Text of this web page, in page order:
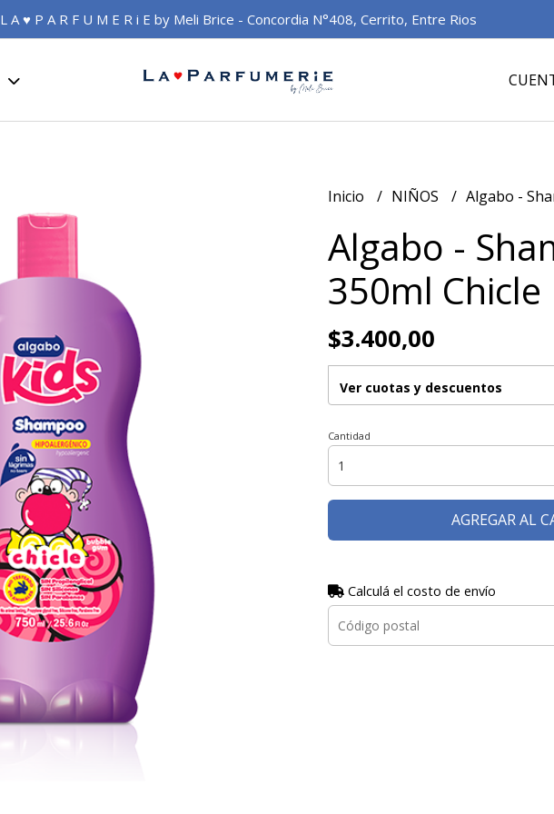
L A ♥ P A R F U M E R i E by Meli Brice - Concordia N°408, Cerrito, Entre Rios
Inicio NIÑOS Algabo -
Algabo -
350ml Chicle
$3.400,00
Ver cuotas y descuentos
Cantidad
AGREGAR AL
Calculá el costo de envío